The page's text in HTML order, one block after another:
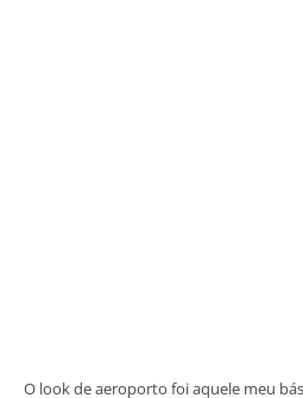
O look de aeroporto foi aquele meu